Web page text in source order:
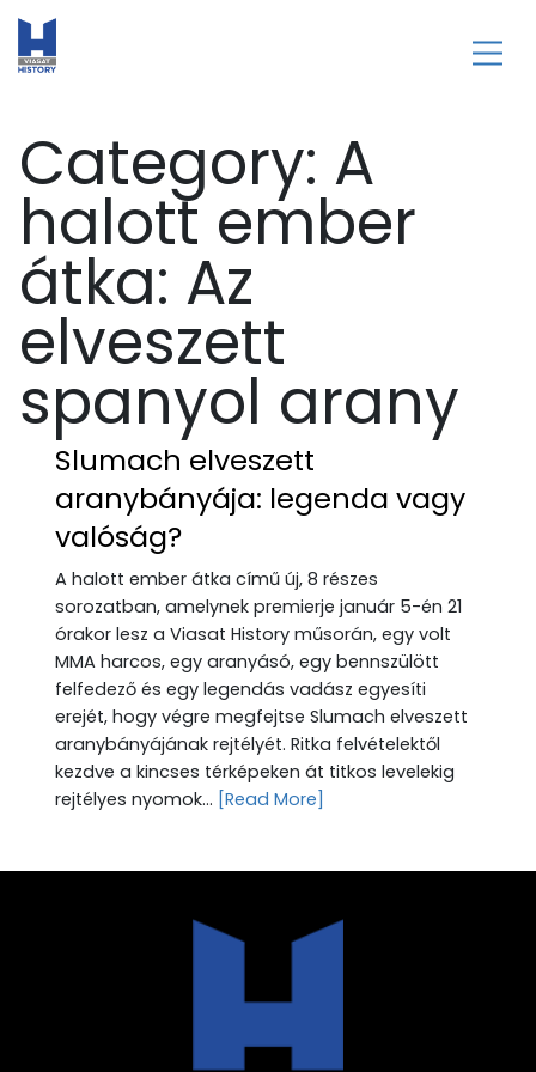
Category: A
halott ember
átka: Az
elveszett
spanyol arany
Slumach elveszett
aranybányája: legenda vagy
valóság?
A halott ember átka című új, 8 részes
sorozatban, amelynek premierje január 5-én 21
órakor lesz a Viasat History műsorán, egy volt
MMA harcos, egy aranyásó, egy bennszülött
felfedező és egy legendás vadász egyesíti
erejét, hogy végre megfejtse Slumach elveszett
aranybányájának rejtélyét. Ritka felvételektől
kezdve a kincses térképeken át titkos levelekig
rejtélyes nyomok... [Read More]